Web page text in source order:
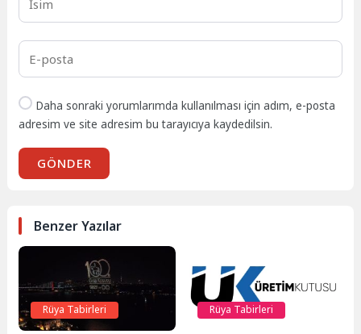
Daha sonraki yorumlarımda kullanılması için adım, e-posta
adresim ve site adresim bu tarayıcıya kaydedilsin.
GÖNDER
Benzer Yazılar
Rüya Tabirleri Rüya Tabirleri